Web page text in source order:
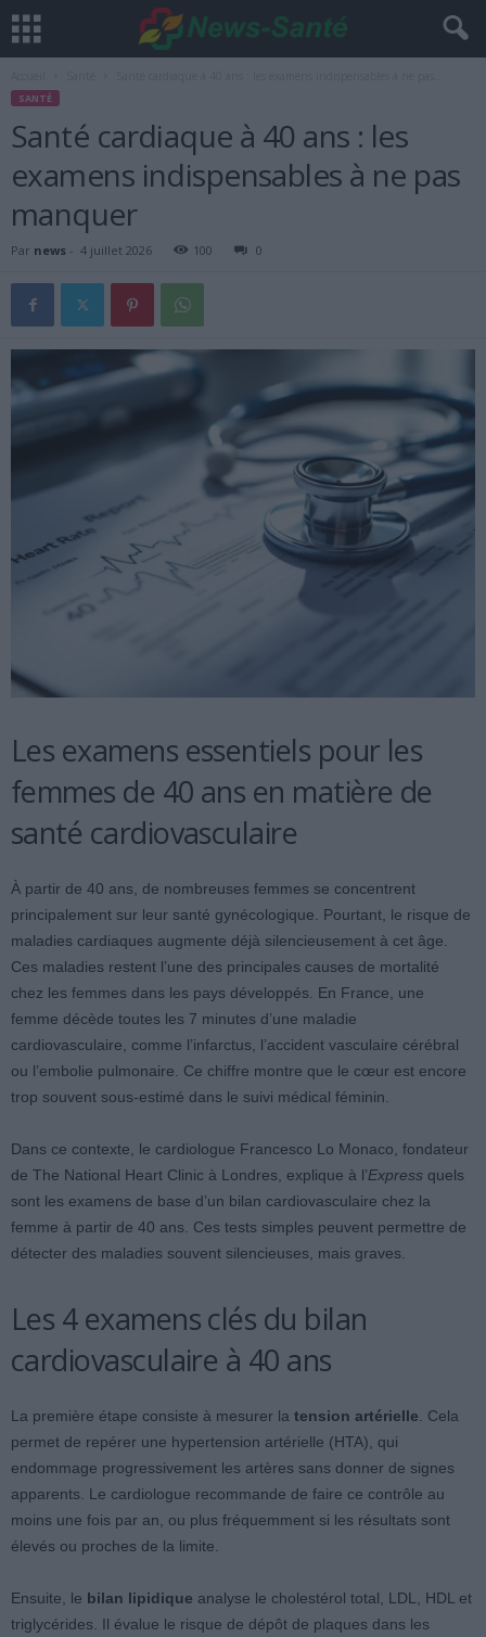
SANTÉ
Santé cardiaque à 40 ans : les
examens indispensables à ne pas
manquer
Par news - 4 juillet 2026 100 0
Les examens essentiels pour les
femmes de 40 ans en matière de
santé cardiovasculaire
À partir de 40 ans, de nombreuses femmes se concentrent
principalement sur leur santé gynécologique. Pourtant, le risque de
maladies cardiaques augmente déjà silencieusement à cet âge.
Ces maladies restent l’une des principales causes de mortalité
chez les femmes dans les pays développés. En France, une
femme décède toutes les 7 minutes d’une maladie
cardiovasculaire, comme l’infarctus, l’accident vasculaire cérébral
ou l’embolie pulmonaire. Ce chiffre montre que le cœur est encore
trop souvent sous-estimé dans le suivi médical féminin.
Dans ce contexte, le cardiologue Francesco Lo Monaco, fondateur
de The National Heart Clinic à Londres, explique à l’Express quels
sont les examens de base d’un bilan cardiovasculaire chez la
femme à partir de 40 ans. Ces tests simples peuvent permettre de
détecter des maladies souvent silencieuses, mais graves.
Les 4 examens clés du bilan
cardiovasculaire à 40 ans
La première étape consiste à mesurer la tension artérielle . Cela
permet de repérer une hypertension artérielle (HTA), qui
endommage progressivement les artères sans donner de signes
apparents. Le cardiologue recommande de faire ce contrôle au
moins une fois par an, ou plus fréquemment si les résultats sont
élevés ou proches de la limite.
Ensuite, le bilan lipidique analyse le cholestérol total, LDL, HDL et
triglycérides. Il évalue le risque de dépôt de plaques dans les